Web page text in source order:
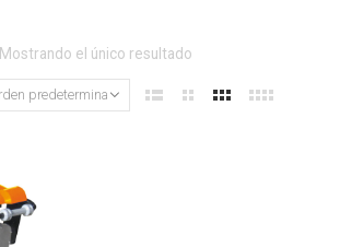
Mostrando el único resultado